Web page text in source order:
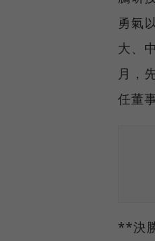
勇氣
大、
月，
任董
**決